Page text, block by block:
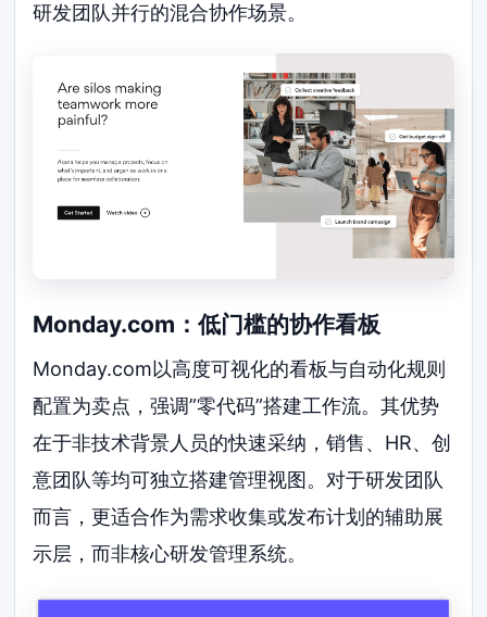
研发团队并行的混合协作场景。
Monday.com：低门槛的协作看板
Monday.com以高度可视化的看板与自动化规则
配置为卖点，强调”零代码”搭建工作流。其优势
在于非技术背景人员的快速采纳，销售、HR、创
意团队等均可独立搭建管理视图。对于研发团队
而言，更适合作为需求收集或发布计划的辅助展
示层，而非核心研发管理系统。